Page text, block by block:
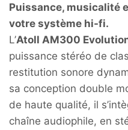
Puissance, musicalité
votre système hi-fi.
L’Atoll AM300
puissance stéréo de
restitution sonore
sa conception double
de haute qualité, il
chaîne audiophile, en